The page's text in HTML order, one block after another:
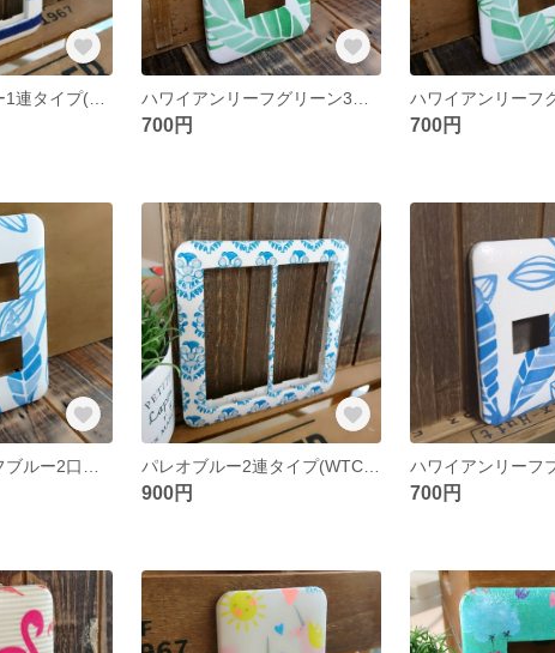
ネイビーボーダー1連タイプ(WTC7101)
700円 700円
パレオブルー2連タイプ(WTC7102)
900円 700円